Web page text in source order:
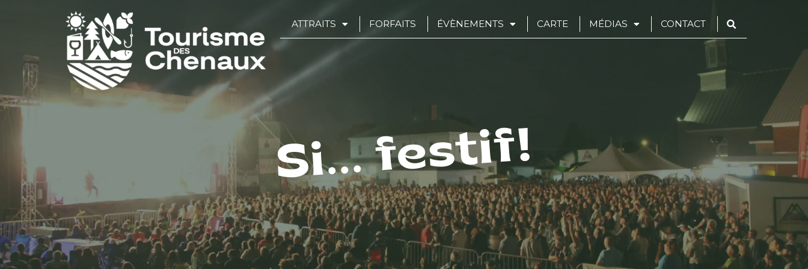
ATTRAITS FORFAITS ÉVÈNEMENTS CARTE MÉDIAS CONTACT
Si... festif!